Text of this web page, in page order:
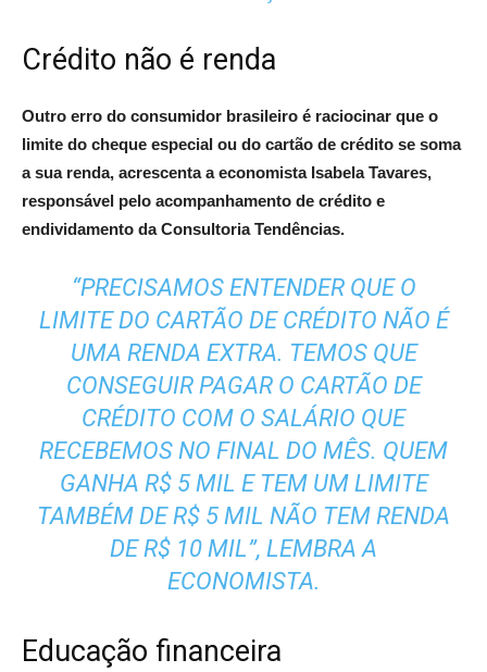
Crédito não é renda
Outro erro do consumidor brasileiro é raciocinar que o
limite do cheque especial ou do cartão de crédito se soma
a sua renda, acrescenta a economista Isabela Tavares,
responsável pelo acompanhamento de crédito e
endividamento da Consultoria Tendências.
“PRECISAMOS ENTENDER QUE O
LIMITE DO CARTÃO DE CRÉDITO NÃO É
UMA RENDA EXTRA. TEMOS QUE
CONSEGUIR PAGAR O CARTÃO DE
CRÉDITO COM O SALÁRIO QUE
RECEBEMOS NO FINAL DO MÊS. QUEM
GANHA R$ 5 MIL E TEM UM LIMITE
TAMBÉM DE R$ 5 MIL NÃO TEM RENDA
DE R$ 10 MIL”, LEMBRA A
ECONOMISTA.
Educação financeira